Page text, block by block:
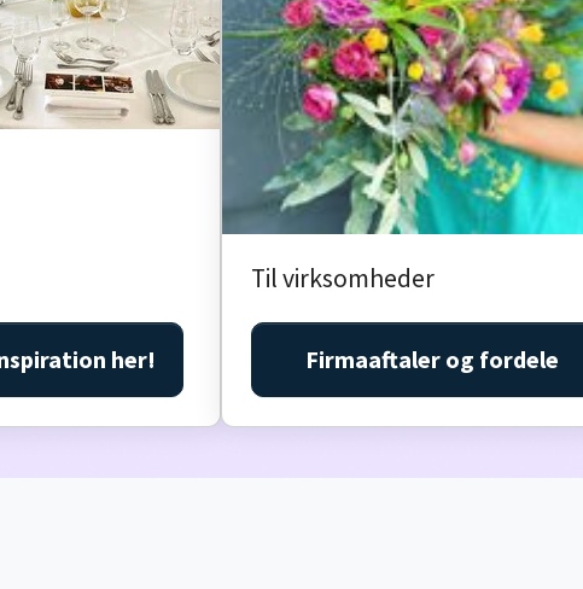
her!
Til virksomheder
Firmaaftaler og fordele